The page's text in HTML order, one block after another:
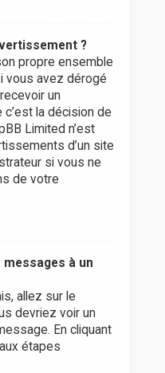
?
propre ensemble
vous avez dérogé
un
la décision de
Limited n’est
d’un site
si vous ne
de votre
à un
allez sur le
devriez voir un
En cliquant
étapes